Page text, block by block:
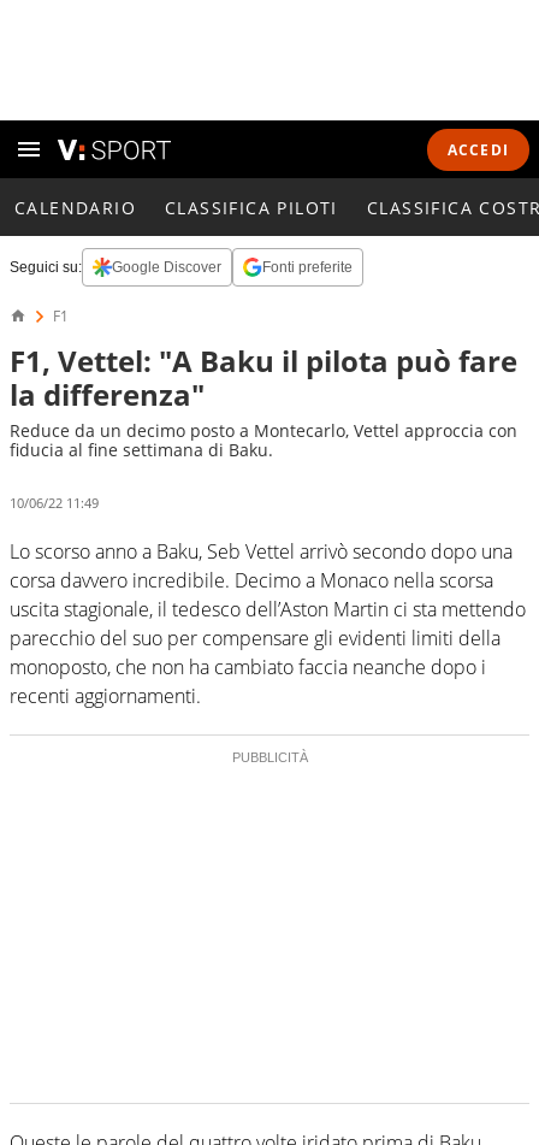
ACCEDI
CALENDARIO CLASSIFICA PILOTI CLASSIFICA
Seguici su: Google Discover Fonti preferite
F1
F1, Vettel: "A Baku il pilota può fare
la differenza"
Reduce da un decimo posto a Montecarlo, Vettel approccia con
fiducia al fine settimana di Baku.
10/06/22 11:49
Lo scorso anno a Baku, Seb Vettel arrivò secondo dopo una
corsa davvero incredibile. Decimo a Monaco nella scorsa
uscita stagionale, il tedesco dell’Aston Martin ci sta mettendo
parecchio del suo per compensare gli evidenti limiti della
monoposto, che non ha cambiato faccia neanche dopo i
recenti aggiornamenti.